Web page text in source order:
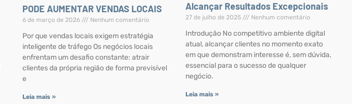
PODE AUMENTAR VENDAS LOCAIS
6 de março de 2026 Nenhum comentário
Por que vendas locais exigem estratégia
inteligente de tráfego Os negócios locais
enfrentam um desafio constante: atrair
clientes da própria região de forma previsível
e
Leia mais »
Alcançar Resultados Excepcionais
27 de julho de 2025 Nenhum comentário
Introdução No competitivo ambiente digital
atual, alcançar clientes no momento exato
em que demonstram interesse é, sem dúvida,
essencial para o sucesso de qualquer
negócio.
Leia mais »